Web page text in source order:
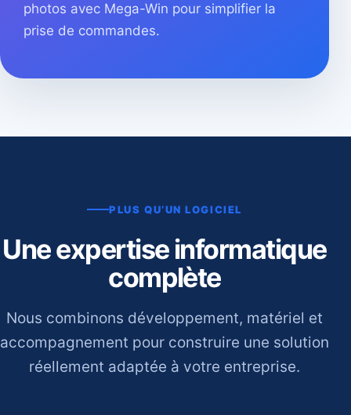
photos avec Mega-Win pour simplifier la
prise de commandes.
PLUS QU’UN LOGICIEL
Une expertise informatique
complète
Nous combinons développement, matériel et
accompagnement pour construire une solution
réellement adaptée à votre entreprise.